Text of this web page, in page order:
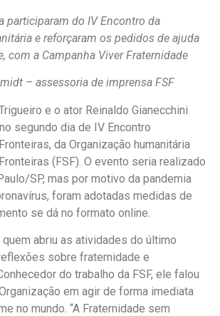
participaram do IV Encontro da
e reforçaram os pedidos de ajuda
com a Campanha Viver Fraternidade
– assessoria de imprensa FSF
e o ator Reinaldo Gianecchini
segundo dia de IV Encontro
da Organização humanitária
(FSF). O evento seria realizado
SP, mas por motivo da pandemia
foram adotadas medidas de
se dá no formato online.
abriu as atividades do último
sobre fraternidade e
do trabalho da FSF, ele falou
em agir de forma imediata
no mundo. “A Fraternidade sem